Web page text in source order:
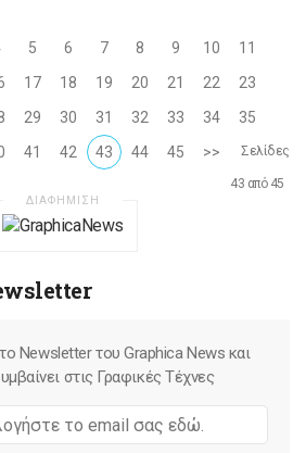
5 6 7 8 9 10
11
17 18 19 20 21 22
23
29 30 31 32 33 34
35
41 42 43 44 45 >> Σελίδες
43 από 45
ΔΙΑΦΗΜΙΣΗ
Newsletter του Graphica News και
στις Γραφικές Τέχνες